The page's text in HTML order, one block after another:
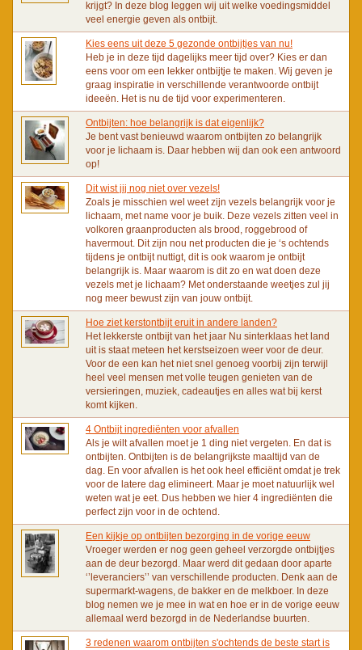
krijgt? In deze blog leggen wij uit welke voedingsmiddel
veel energie geven als ontbijt.
Kies eens uit deze 5 gezonde ontbijtjes van nu!
Heb je in deze tijd dagelijks meer tijd over? Kies er dan
eens voor om een lekker ontbijtje te maken. Wij geven je
graag inspiratie in verschillende verantwoorde ontbijt
ideeën. Het is nu de tijd voor experimenteren.
Ontbijten: hoe belangrijk is dat eigenlijk?
Je bent vast benieuwd waarom ontbijten zo belangrijk
voor je lichaam is. Daar hebben wij dan ook een antwoord
op!
Dit wist jij nog niet over vezels!
Zoals je misschien wel weet zijn vezels belangrijk voor je
lichaam, met name voor je buik. Deze vezels zitten veel in
volkoren graanproducten als brood, roggebrood of
havermout. Dit zijn nou net producten die je ‘s ochtends
tijdens je ontbijt nuttigt, dit is ook waarom je ontbijt
belangrijk is. Maar waarom is dit zo en wat doen deze
vezels met je lichaam? Met onderstaande weetjes zul jij
nog meer bewust zijn van jouw ontbijt.
Hoe ziet kerstontbijt eruit in andere landen?
Het lekkerste ontbijt van het jaar Nu sinterklaas het land
uit is staat meteen het kerstseizoen weer voor de deur.
Voor de een kan het niet snel genoeg voorbij zijn terwijl
heel veel mensen met volle teugen genieten van de
versieringen, muziek, cadeautjes en alles wat bij kerst
komt kijken.
4 Ontbijt ingrediënten voor afvallen
Als je wilt afvallen moet je 1 ding niet vergeten. En dat is
ontbijten. Ontbijten is de belangrijkste maaltijd van de
dag. En voor afvallen is het ook heel efficiënt omdat je trek
voor de latere dag elimineert. Maar je moet natuurlijk wel
weten wat je eet. Dus hebben we hier 4 ingrediënten die
perfect zijn voor in de ochtend.
Een kijkje op ontbijten bezorging in de vorige eeuw
Vroeger werden er nog geen geheel verzorgde ontbijtjes
aan de deur bezorgd. Maar werd dit gedaan door aparte
‘’leveranciers’’ van verschillende producten. Denk aan de
supermarkt-wagens, de bakker en de melkboer. In deze
blog nemen we je mee in wat en hoe er in de vorige eeuw
allemaal werd bezorgd in de Nederlandse buurten.
3 redenen waarom ontbijten s'ochtends de beste start is